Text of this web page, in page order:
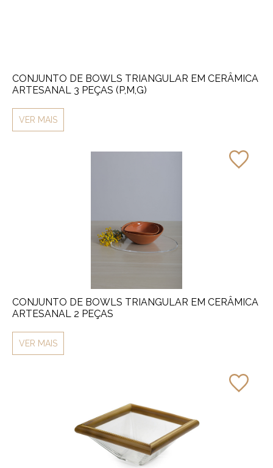
CONJUNTO DE BOWLS TRIANGULAR EM CERÂMICA
ARTESANAL 3 PEÇAS (P,M,G)
VER MAIS
CONJUNTO DE BOWLS TRIANGULAR EM CERÂMICA
ARTESANAL 2 PEÇAS
VER MAIS